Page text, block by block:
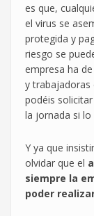
es que,
el virus se
protegida y
riesgo se
empresa ha
y trabajadoras
podéis
la jornada si lo
Y ya que
olvidar que el
siempre la
poder